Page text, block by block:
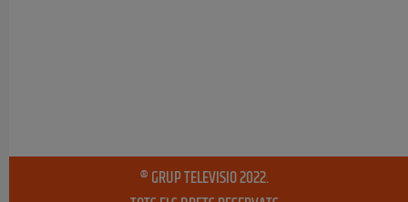
® GRUP TELEVISIO 2022.